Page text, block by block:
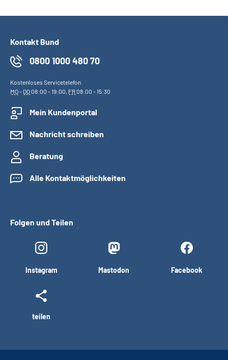
Kontakt Bund
0800 1000 480 70
Kostenloses Servicetelefon
MO- DO08:00 - 19:00, FR08:00 - 15:30
Mein Kundenportal
Nachricht schreiben
Beratung
Alle Kontaktmöglichkeiten
Folgen und Teilen
Instagram Mastodon Facebook
teilen